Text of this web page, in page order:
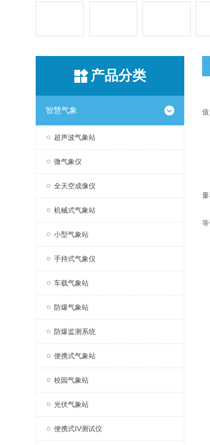
产品分类
智慧气象
超声波气象站
微气象仪
全天空成像仪
机械式气象站
小型气象站
手持式气象仪
车载气象站
防爆气象站
防爆监测系统
便携式气象站
校园气象站
光伏气象站
便携式IV测试仪
量